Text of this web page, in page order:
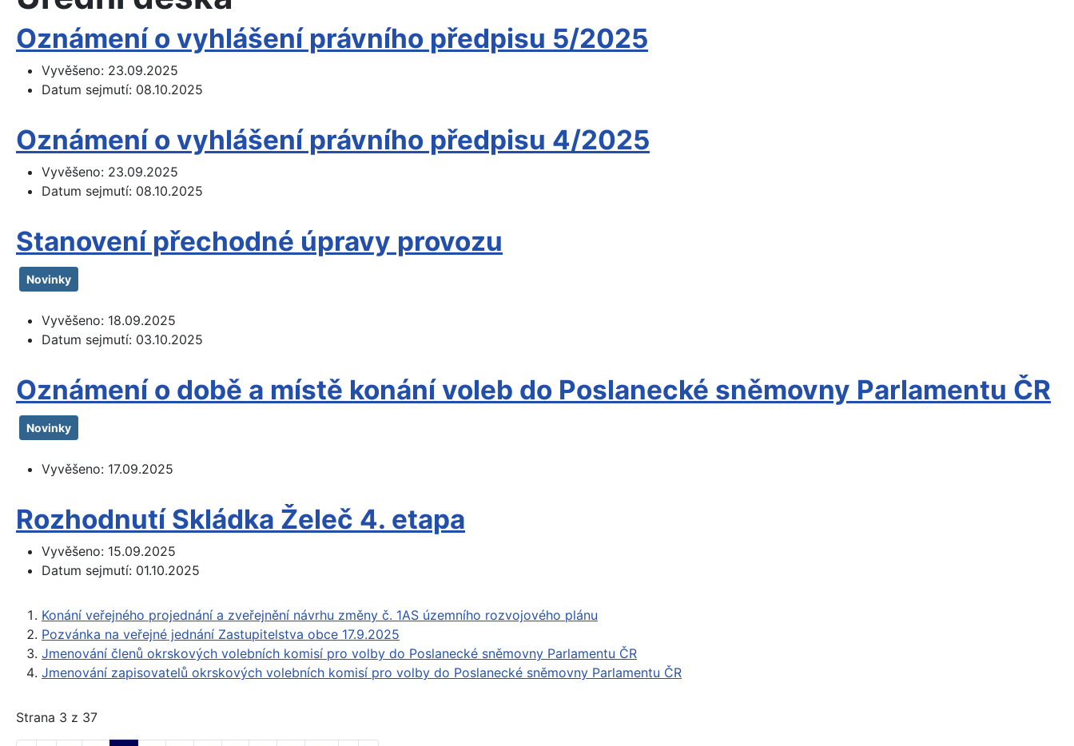
Oznámení o vyhlášení právního předpisu 5/2025
Vyvěšeno: 23.09.2025
Datum sejmutí: 08.10.2025
Oznámení o vyhlášení právního předpisu 4/2025
Vyvěšeno: 23.09.2025
Datum sejmutí: 08.10.2025
Stanovení přechodné úpravy provozu
Novinky
Vyvěšeno: 18.09.2025
Datum sejmutí: 03.10.2025
Oznámení o době a místě konání voleb do Poslanecké sněmovny Parlamentu ČR
Novinky
Vyvěšeno: 17.09.2025
Rozhodnutí Skládka Želeč 4. etapa
Vyvěšeno: 15.09.2025
Datum sejmutí: 01.10.2025
Konání veřejného projednání a zveřejnění návrhu změny č. 1AS územního rozvojového plánu
Pozvánka na veřejné jednání Zastupitelstva obce 17.9.2025
Jmenování členů okrskových volebních komisí pro volby do Poslanecké sněmovny Parlamentu ČR
Jmenování zapisovatelů okrskových volebních komisí pro volby do Poslanecké sněmovny Parlamentu ČR
Strana 3 z 37